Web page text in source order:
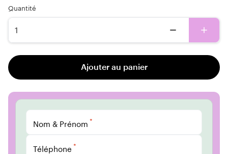
ِQuantité
1
Ajouter au panier
Nom & Prénom *
Téléphone *